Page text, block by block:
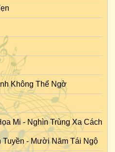
Không Thể Ngờ
Mi - Nghìn Trùng Xa Cách
Tuyền - Mười Năm Tái Ngộ